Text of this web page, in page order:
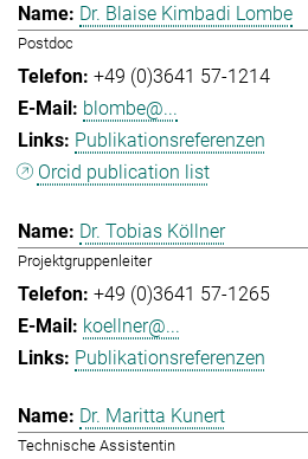
Dr. Blaise Kimbadi Lombe
Postdoc
+49 (0)3641 57-1214
blombe@...
Publikationsreferenzen
Orcid publication list
Dr. Tobias Köllner
Projektgruppenleiter
+49 (0)3641 57-1265
koellner@...
Publikationsreferenzen
Dr. Maritta Kunert
Technische Assistentin